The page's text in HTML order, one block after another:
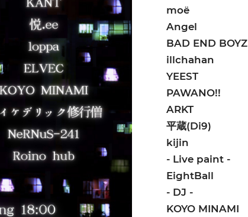
moë
Angel
BAD END BOYZ
illchahan
YEEST
PAWANO!!
ARKT
平蔵(Di9)
kijin
- Live paint -
EightBall
- DJ -
KOYO MINAMI